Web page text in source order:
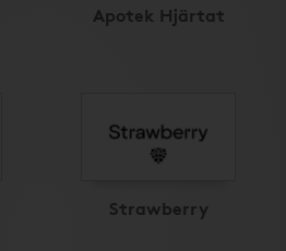
Apotek Hjärtat
Strawberry